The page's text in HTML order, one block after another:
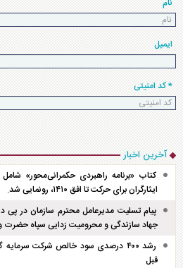
ایمیل
* کد امنیتی
آخرین اخبار
کتاب «برنامه راهبردی حکمرانی‌محور» شامل
ایثارگران برای حرکت تا افق ۱۴۱۰، رونمایی شد.
پیام تسلیت مدیرعامل محترم سازمان در پی
جهاد سازندگی و محرومیت زدایی سپاه
رشد ۴۰۰ درصدی سود خالص شرکت
قبل